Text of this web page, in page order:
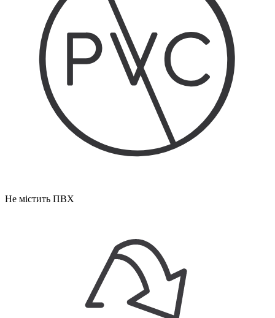
Не містить ПВХ